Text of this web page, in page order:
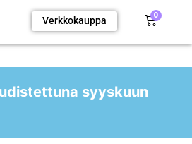
Verkkokauppa 0
syyskuun